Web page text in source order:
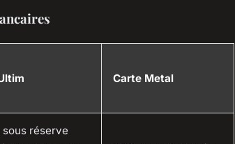
Carte Metal
sous réserve